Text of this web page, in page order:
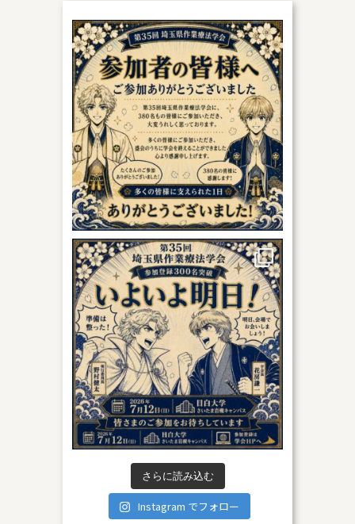
さらに読み込む
Instagram でフォロー